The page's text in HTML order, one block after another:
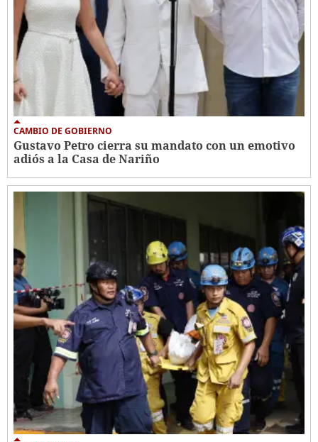
CAMBIO DE GOBIERNO
Gustavo Petro cierra su mandato con un emotivo
adiós a la Casa de Nariño